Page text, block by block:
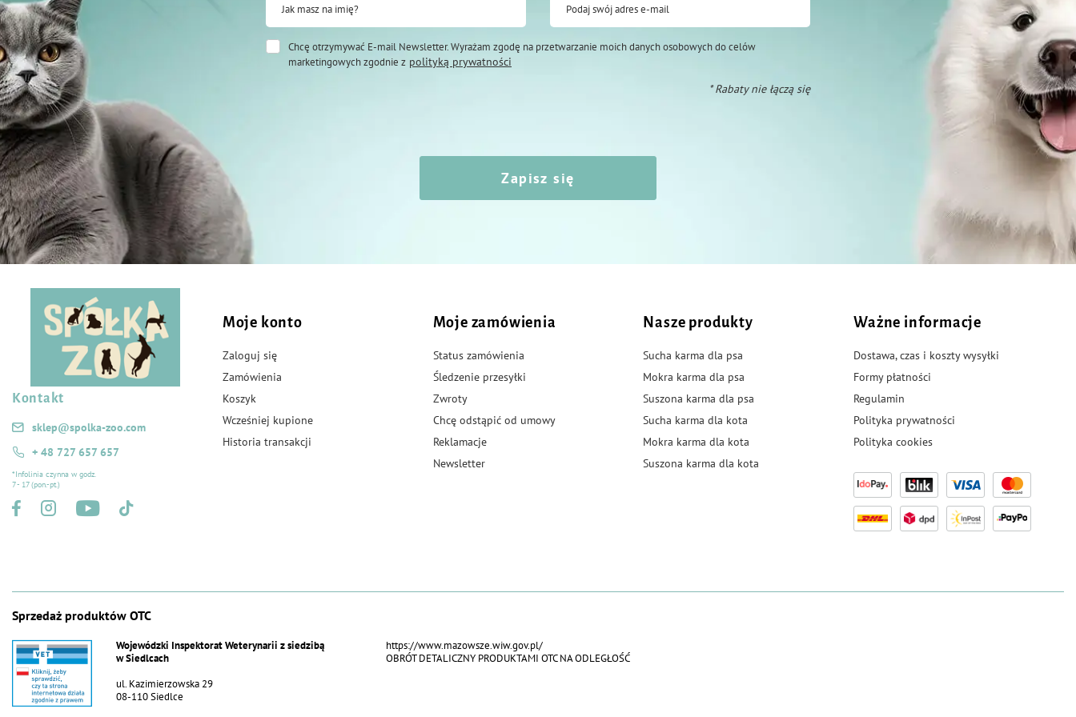
Jak masz na imię? Podaj swój adres e-mail
Chcę otrzymywać E-mail Newsletter. Wyrażam zgodę na przetwarzanie moich danych osobowych do celów
marketingowych zgodnie z polityką prywatności
* Rabaty nie łączą się
Zapisz się
Kontakt
sklep@spolka-zoo.com
+ 48 727 657 657
*Infolinia czynna w godz.
7 - 17 (pon.-pt.)
Moje konto
Zaloguj się
Zamówienia
Koszyk
Wcześniej kupione
Historia transakcji
Moje zamówienia
Status zamówienia
Śledzenie przesyłki
Zwroty
Chcę odstąpić od umowy
Reklamacje
Newsletter
Nasze produkty
Sucha karma dla psa
Mokra karma dla psa
Suszona karma dla psa
Sucha karma dla kota
Mokra karma dla kota
Suszona karma dla kota
Ważne informacje
Dostawa, czas i koszty wysyłki
Formy płatności
Regulamin
Polityka prywatności
Polityka cookies
Sprzedaż produktów OTC
Wojewódzki Inspektorat Weterynarii z siedzibą
w Siedlcach
ul. Kazimierzowska 29
08-110 Siedlce
https://www.mazowsze.wiw.gov.pl/
OBRÓT DETALICZNY PRODUKTAMI OTC NA ODLEGŁOŚĆ